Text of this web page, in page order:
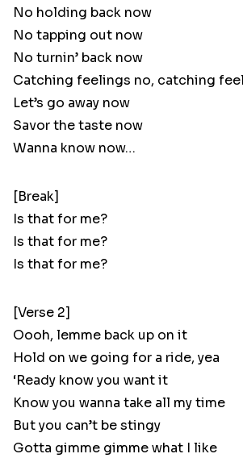
No holding back now
No tapping out now
No turnin’ back now
Catching feelings no, catching
Let’s go away now
Savor the taste now
Wanna know now…
[Break]
Is that for me?
Is that for me?
Is that for me?
[Verse 2]
Oooh, lemme back up on it
Hold on we going for a ride, yea
‘Ready know you want it
Know you wanna take all my time
But you can’t be stingy
Gotta gimme gimme what I like